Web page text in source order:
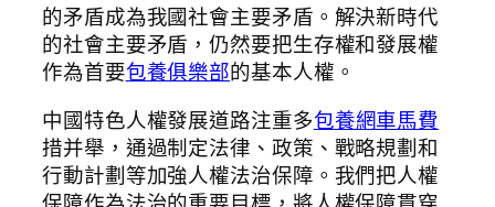
的矛盾成為我國社會主要矛盾。解決新時代
的社會主要矛盾，仍然要把生存權和發展權
作為首要包養俱樂部的基本人權。
中國特色人權發展道路注重多包養網車馬費
措并舉，通過制定法律、政策、戰略規劃和
行動計劃等加強人權法治保障。我們把人權